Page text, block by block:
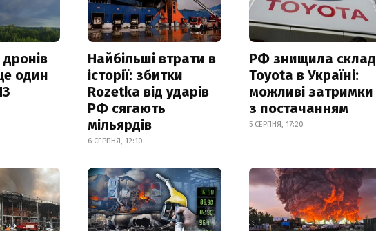
один
Найбільші втрати в
історії: збитки
Rozetka від ударів
РФ сягають
мільярдів
6 СЕРПНЯ, 12:10
РФ знищила склад
Toyota в Україні:
можливі затримки
з постачанням
5 СЕРПНЯ, 17:20